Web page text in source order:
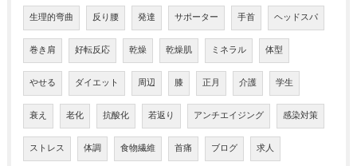
生理的弯曲 反り腰 発達 サポーター 手首 ヘッドスパ
巻き肩 好転反応 乾燥 乾燥肌 ミネラル 体型
やせる ダイエット 周辺 膝 正月 介護 学生
衰え 老化 抗酸化 若返り アンチエイジング 感染対策
ストレス 体調 食物繊維 首痛 ブログ 求人